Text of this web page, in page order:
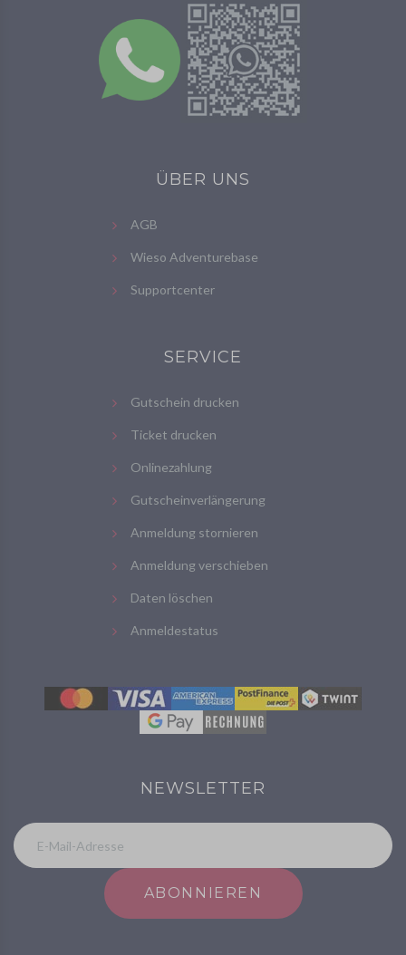
ÜBER UNS
AGB
Wieso Adventurebase
Supportcenter
SERVICE
Gutschein drucken
Ticket drucken
Onlinezahlung
Gutscheinverlängerung
Anmeldung stornieren
Anmeldung verschieben
Daten löschen
Anmeldestatus
NEWSLETTER
ABONNIEREN